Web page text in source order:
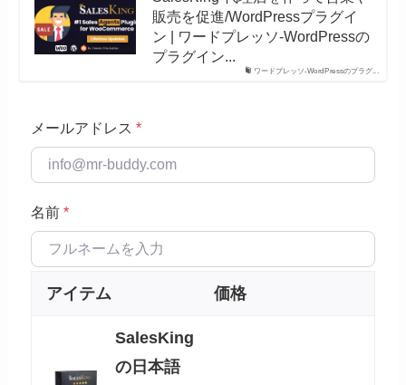
ワードプレッソ-WordPressのプラグ...
販売を促進/WordPressプラグイ
ン | ワードプレッソ-WordPressの
プラグイン...
メールアドレス *
名前 *
アイテム 価格
SalesKing
の日本語